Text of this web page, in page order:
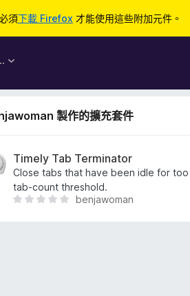
須下載 Firefox 才能使用這些附加元件。
製作的擴充套件
Timely Tab Terminator
Close tabs that have been idle for
tab-count threshold.
目
benjawoman